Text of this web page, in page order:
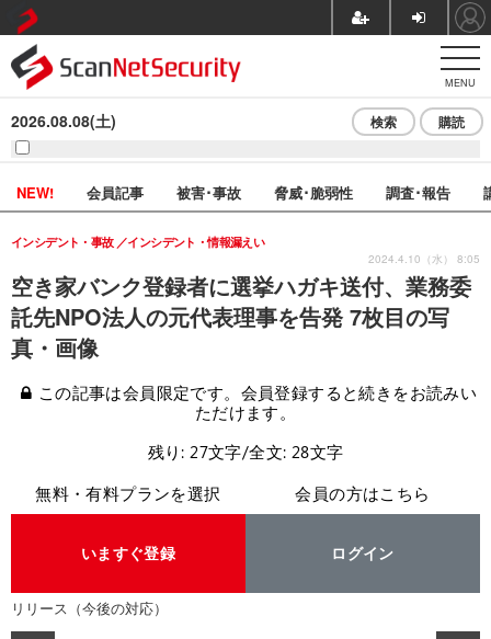
MENU
2026.08.08(土) 検索 購読
NEW! 会員記事 被害･事故 脅威･脆弱性 調査･報告
空き家バンク登録者に選挙ハガキ送付、業務委
託先NPO法人の元代表理事を告発 7枚目の写
真・画像
インシデント・事故 インシデント・情報漏えい
2024.4.10（水） 8:05
この記事は会員限定です。会員登録すると続きをお読みい
ただけます。
残り: 27文字/全文: 28文字
無料・有料プランを選択
いますぐ登録
会員の方はこちら
ログイン
リリース（今後の対応）